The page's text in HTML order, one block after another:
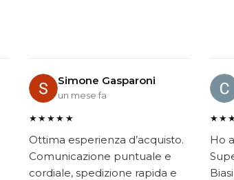
Simone Gasparoni
un mese fa
★★★★★
Ottima esperienza d’acquisto.
Comunicazione puntuale e
cordiale, spedizione rapida e
Ho